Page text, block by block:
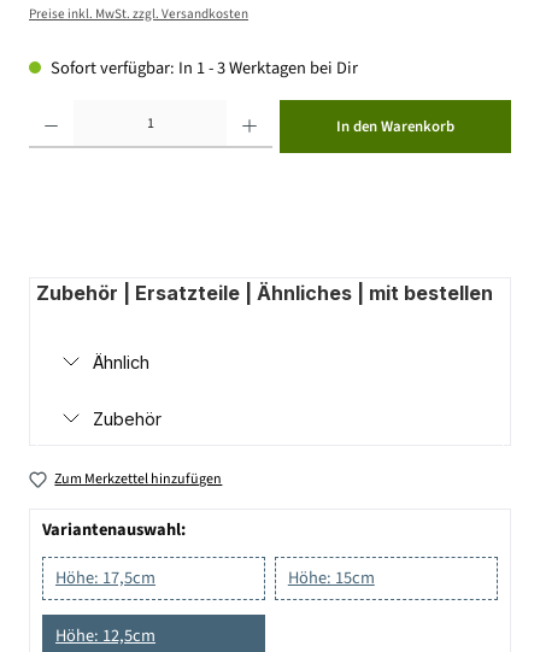
Preise inkl. MwSt. zzgl. Versandkosten
Sofort verfügbar: In 1 - 3 Werktagen bei Dir
In den Warenkorb
Zubehör | Ersatzteile | Ähnliches | mit bestellen
Ähnlich
Zubehör
Zum Merkzettel hinzufügen
Variantenauswahl:
Höhe: 17,5cm
Höhe: 15cm
Höhe: 12,5cm